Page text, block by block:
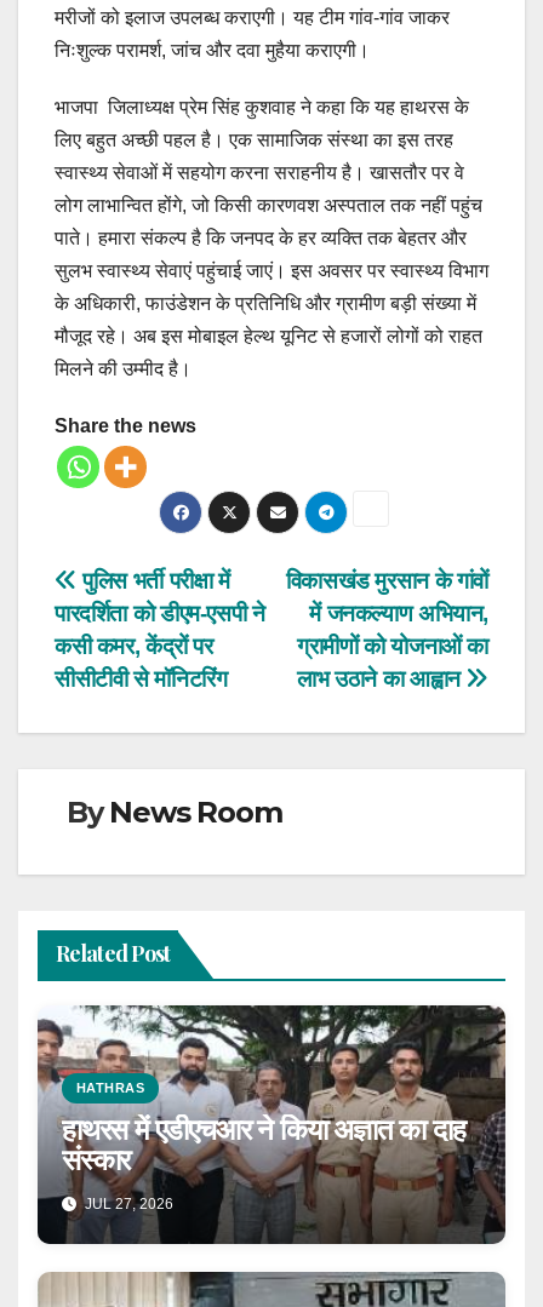
मरीजों को इलाज उपलब्ध कराएगी। यह टीम गांव-गांव जाकर
निःशुल्क परामर्श, जांच और दवा मुहैया कराएगी।
भाजपा जिलाध्यक्ष प्रेम सिंह कुशवाह ने कहा कि यह हाथरस के
लिए बहुत अच्छी पहल है। एक सामाजिक संस्था का इस तरह
स्वास्थ्य सेवाओं में सहयोग करना सराहनीय है। खासतौर पर वे
लोग लाभान्वित होंगे, जो किसी कारणवश अस्पताल तक नहीं पहुंच
पाते। हमारा संकल्प है कि जनपद के हर व्यक्ति तक बेहतर और
सुलभ स्वास्थ्य सेवाएं पहुंचाई जाएं। इस अवसर पर स्वास्थ्य विभाग
के अधिकारी, फाउंडेशन के प्रतिनिधि और ग्रामीण बड़ी संख्या में
मौजूद रहे। अब इस मोबाइल हेल्थ यूनिट से हजारों लोगों को राहत
मिलने की उम्मीद है।
Share the news
Post
navigation
विकासखंड मुरसान के गांवों
में जनकल्याण अभियान,
ग्रामीणों को योजनाओं का
लाभ उठाने का आह्वान
पुलिस भर्ती परीक्षा में
पारदर्शिता को डीएम-एसपी ने
कसी कमर, केंद्रों पर
सीसीटीवी से मॉनिटरिंग
ByNews Room
Related Post
HATHRAS
हाथरस में एडीएचआर ने किया अज्ञात का दाह
संस्कार
JUL 27, 2026